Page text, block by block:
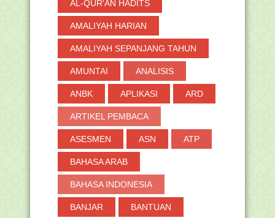
AL-QUR'AN HADITS
AMALIYAH HARIAN
AMALIYAH SEPANJANG TAHUN
AMUNTAI ANALISIS
ANBK APLIKASI ARD
ARTIKEL PEMBACA
ASESMEN ASN ATP
BAHASA ARAB
BAHASA INDONESIA
BANJAR BANTUAN